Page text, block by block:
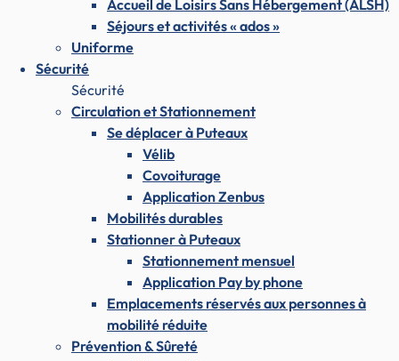
Accueil de Loisirs Sans Hébergement (ALSH)
Séjours et activités « ados »
Uniforme
Sécurité
Sécurité
Circulation et Stationnement
Se déplacer à Puteaux
Vélib
Covoiturage
Application Zenbus
Mobilités durables
Stationner à Puteaux
Stationnement mensuel
Application Pay by phone
Emplacements réservés aux personnes à
mobilité réduite
Prévention & Sûreté